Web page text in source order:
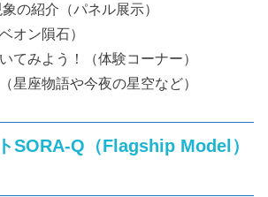
の紹介（パネル展示）
オン隕石）
てみよう！（体験コーナー）
星座物語や今夜の星空など）
SORA-Q（Flagship Model）